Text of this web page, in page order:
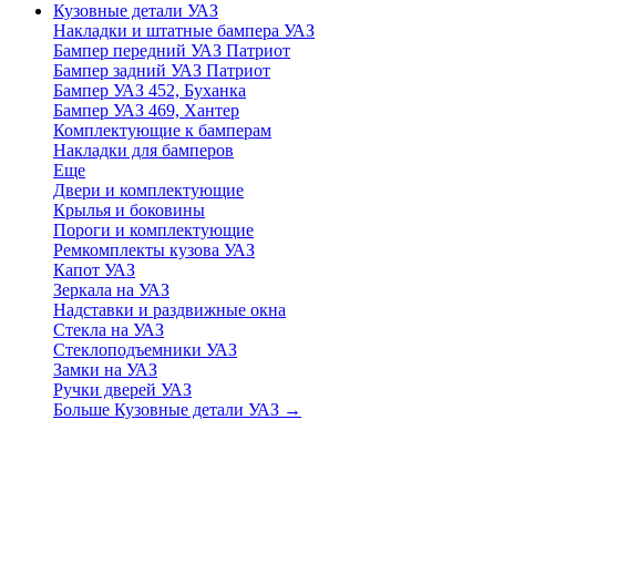
Кузовные детали УАЗ
Накладки и штатные бампера УАЗ
Бампер передний УАЗ Патриот
Бампер задний УАЗ Патриот
Бампер УАЗ 452, Буханка
Бампер УАЗ 469, Хантер
Комплектующие к бамперам
Накладки для бамперов
Еще
Двери и комплектующие
Крылья и боковины
Пороги и комплектующие
Ремкомплекты кузова УАЗ
Капот УАЗ
Зеркала на УАЗ
Надставки и раздвижные окна
Стекла на УАЗ
Стеклоподъемники УАЗ
Замки на УАЗ
Ручки дверей УАЗ
Больше Кузовные детали УАЗ →